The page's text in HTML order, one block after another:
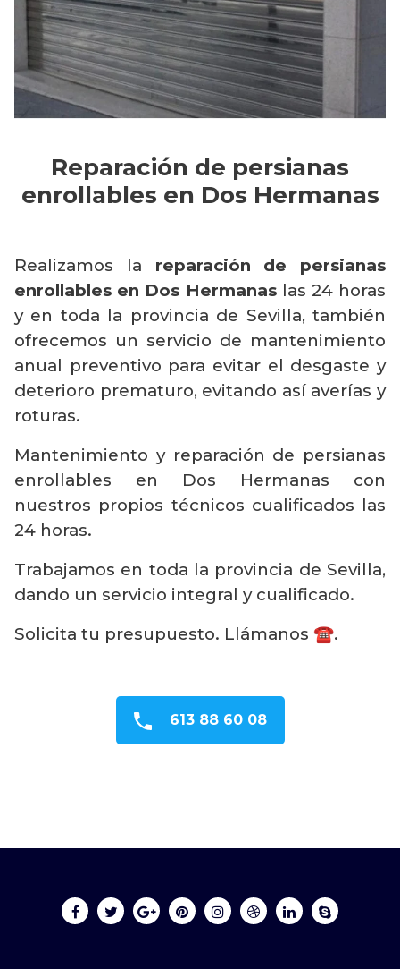
Reparación de persianas
enrollables en Dos Hermanas
Realizamos la reparación de persianas
enrollables en Dos Hermanaslas 24 horas
y en toda la provincia de Sevilla, también
ofrecemos un servicio de mantenimiento
anual preventivo para evitar el desgaste y
deterioro prematuro, evitando así averías y
roturas.
Mantenimiento y reparación de persianas
enrollables en Dos Hermanas con
nuestros propios técnicos cualificados las
24 horas.
Trabajamos en toda la provincia de Sevilla,
dando un servicio integral y cualificado.
Solicita tu presupuesto. Llámanos ☎️.
613 88 60 08